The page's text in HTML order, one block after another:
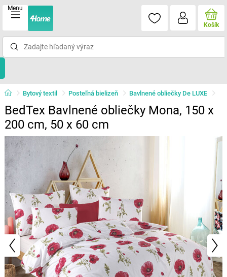
Menu
Košík
Bytový textil Posteľná bielizeň Bavlnené obliečky De LUXE
BedTex Bavlnené obliečky Mona, 150 x
200 cm, 50 x 60 cm